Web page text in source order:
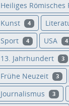
Heiliges Römisches
Kunst 4
Sport 4 USA 4
13. Jahrhundert 3
Frühe Neuzeit 3
Journalismus 3